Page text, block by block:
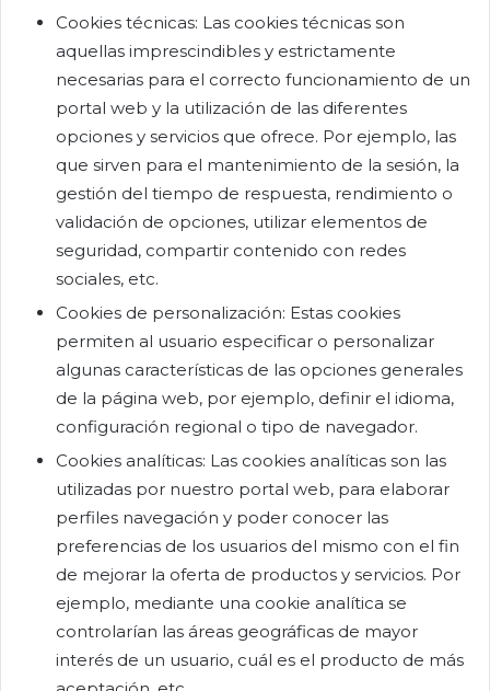
Cookies técnicas: Las cookies técnicas son
aquellas imprescindibles y estrictamente
necesarias para el correcto funcionamiento de un
portal web y la utilización de las diferentes
opciones y servicios que ofrece. Por ejemplo, las
que sirven para el mantenimiento de la sesión, la
gestión del tiempo de respuesta, rendimiento o
validación de opciones, utilizar elementos de
seguridad, compartir contenido con redes
sociales, etc.
Cookies de personalización: Estas cookies
permiten al usuario especificar o personalizar
algunas características de las opciones generales
de la página web, por ejemplo, definir el idioma,
configuración regional o tipo de navegador.
Cookies analíticas: Las cookies analíticas son las
utilizadas por nuestro portal web, para elaborar
perfiles navegación y poder conocer las
preferencias de los usuarios del mismo con el fin
de mejorar la oferta de productos y servicios. Por
ejemplo, mediante una cookie analítica se
controlarían las áreas geográficas de mayor
interés de un usuario, cuál es el producto de más